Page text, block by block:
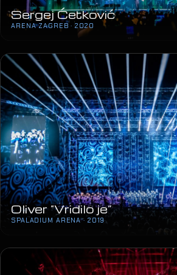
Sergej Ćetković
ARENA ZAGREB · 2020
Oliver “Vridilo je”
SPALADIUM ARENA · 2019